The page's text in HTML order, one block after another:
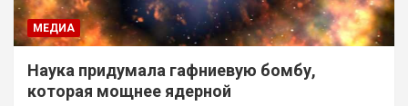
МЕДИА
Наука придумала гафниевую бомбу,
которая мощнее ядерной